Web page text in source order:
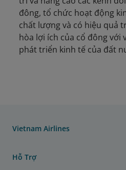
đông, tổ chức hoạt động
chất lượng và có hiệu quả
hòa lợi ích của cổ đông với
phát triển kinh tế của đất
Vietnam Airlines
Hỗ Trợ